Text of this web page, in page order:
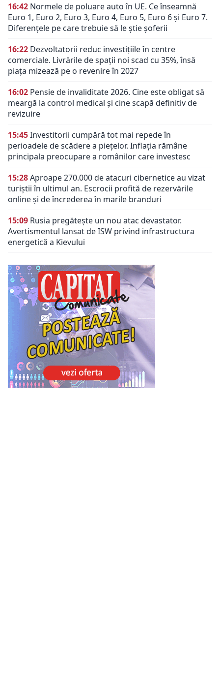
16:42 Normele de poluare auto în UE. Ce înseamnă
Euro 1, Euro 2, Euro 3, Euro 4, Euro 5, Euro 6 și Euro 7.
Diferențele pe care trebuie să le știe șoferii
16:22 Dezvoltatorii reduc investițiile în centre
comerciale. Livrările de spații noi scad cu 35%, însă
piața mizează pe o revenire în 2027
16:02 Pensie de invaliditate 2026. Cine este obligat să
meargă la control medical și cine scapă definitiv de
revizuire
15:45Investitorii cumpără tot mai repede în
perioadele de scădere a piețelor. Inflația rămâne
principala preocupare a românilor care investesc
15:28Aproape 270.000 de atacuri cibernetice au vizat
turiștii în ultimul an. Escrocii profită de rezervările
online și de încrederea în marile branduri
15:09 Rusia pregătește un nou atac devastator.
Avertismentul lansat de ISW privind infrastructura
energetică a Kievului